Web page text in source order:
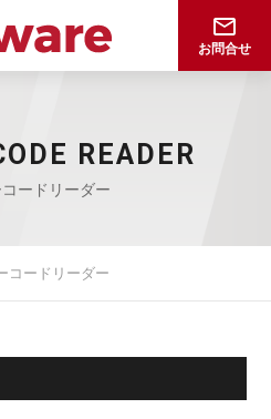
mail_outline
お問合せ
READER
ードリーダー
コードリーダー